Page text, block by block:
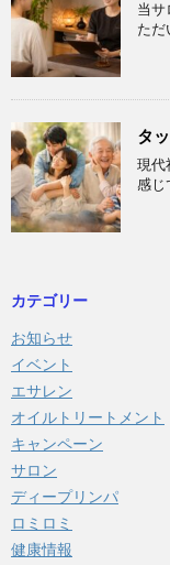
当サ
ただ
タ
現代
感じ
カテゴリー
お知らせ
イベント
エサレン
オイルトリートメント
キャンペーン
サロン
ディープリンパ
ロミロミ
健康情報